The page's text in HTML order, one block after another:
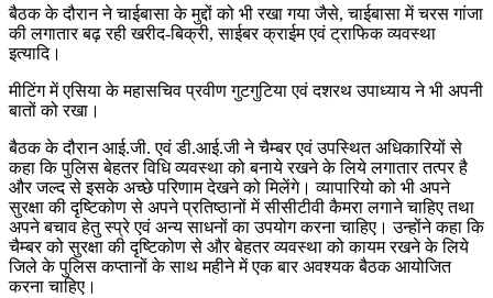
बैठक के दौरान ने चाईबासा के मुद्दों को भी रखा गया जैसे, चाईबासा में चरस गांजा
की लगातार बढ़ रही खरीद-बिक्री, साईबर क्राईम एवं ट्राफिक व्यवस्था
इत्यादि।
मीटिंग में एसिया के महासचिव प्रवीण गुटगुटिया एवं दशरथ उपाध्याय ने भी अपनी
बातों को रखा।
बैठक के दौरान आई.जी. एवं डी.आई.जी ने चैम्बर एवं उपस्थित अधिकारियों से
कहा कि पुलिस बेहतर विधि व्यवस्था को बनाये रखने के लिये लगातार तत्पर है
और जल्द से इसके अच्छे परिणाम देखने को मिलेंगे। व्यापारियो को भी अपने
सुरक्षा की दृष्टिकोण से अपने प्रतिष्ठानों में सीसीटीवी कैमरा लगाने चाहिए तथा
अपने बचाव हेतु स्प्रे एवं अन्य साधनों का उपयोग करना चाहिए। उन्होंने कहा कि
चैम्बर को सुरक्षा की दृष्टिकोण से और बेहतर व्यवस्था को कायम रखने के लिये
जिले के पुलिस कप्तानों के साथ महीने में एक बार अवश्यक बैठक आयोजित
करना चाहिए।